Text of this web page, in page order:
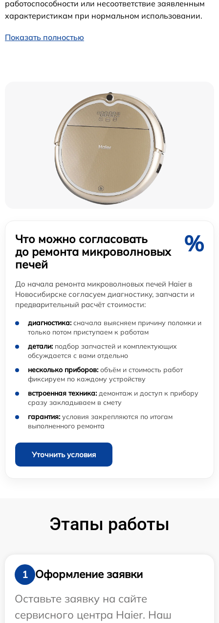
работоспособности или несоответствие заявленным
характеристикам при нормальном использовании.
Показать полностью
Что можно согласовать
до ремонта микроволновых
печей
%
До начала ремонта микроволновых печей Haier в
Новосибирске согласуем диагностику, запчасти и
предварительный расчёт стоимости:
диагностика: сначала выясняем причину поломки и
только потом приступаем к работам
детали: подбор запчастей и комплектующих
обсуждается с вами отдельно
несколько приборов: объём и стоимость работ
фиксируем по каждому устройству
встроенная техника: демонтаж и доступ к прибору
сразу закладываем в смету
гарантия: условия закрепляются по итогам
выполненного ремонта
Уточнить условия
Этапы работы
1
Оформление заявки
Оставьте заявку на сайте
сервисного центра Haier. Наш